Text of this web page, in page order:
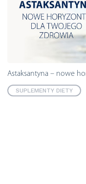
Astaksantyna – nowe
SUPLEMENTY DIETY